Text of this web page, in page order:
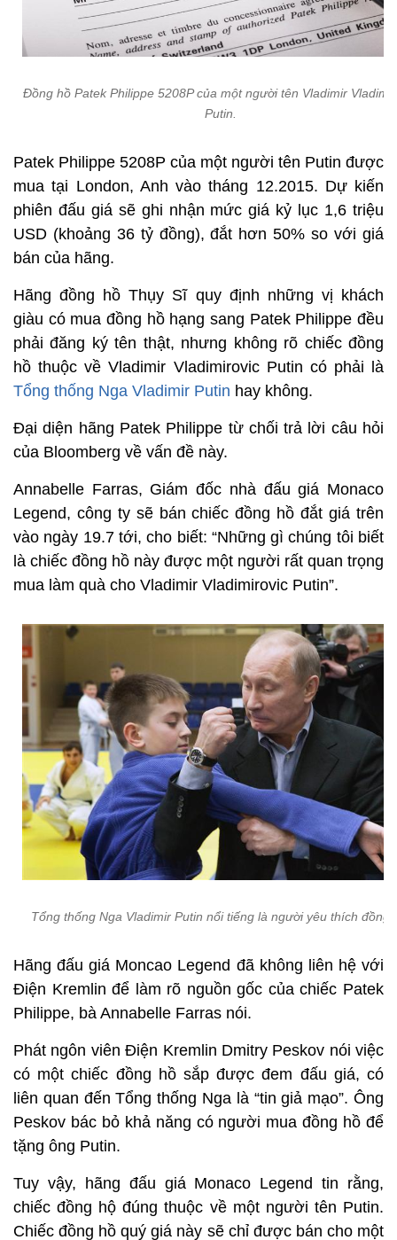
Đồng hồ Patek Philippe 5208P của một người tên Vladimir
Putin.
Patek Philippe 5208P của một người tên Putin được
mua tại London, Anh vào tháng 12.2015. Dự kiến
phiên đấu giá sẽ ghi nhận mức giá kỷ lục 1,6 triệu
USD (khoảng 36 tỷ đồng), đắt hơn 50% so với giá
bán của hãng.
Hãng đồng hồ Thụy Sĩ quy định những vị khách
giàu có mua đồng hồ hạng sang Patek Philippe đều
phải đăng ký tên thật, nhưng không rõ chiếc đồng
hồ thuộc về Vladimir Vladimirovic Putin có phải là
Tổng thống Nga Vladimir Putin hay không.
Đại diện hãng Patek Philippe từ chối trả lời câu hỏi
của Bloomberg về vấn đề này.
Annabelle Farras, Giám đốc nhà đấu giá Monaco
Legend, công ty sẽ bán chiếc đồng hồ đắt giá trên
vào ngày 19.7 tới, cho biết: “Những gì chúng tôi biết
là chiếc đồng hồ này được một người rất quan trọng
mua làm quà cho Vladimir Vladimirovic Putin”.
Tổng thống Nga Vladimir Putin nổi tiếng là người yêu thích đồng
Hãng đấu giá Moncao Legend đã không liên hệ với
Điện Kremlin để làm rõ nguồn gốc của chiếc Patek
Philippe, bà Annabelle Farras nói.
Phát ngôn viên Điện Kremlin Dmitry Peskov nói việc
có một chiếc đồng hồ sắp được đem đấu giá, có
liên quan đến Tổng thống Nga là “tin giả mạo”. Ông
Peskov bác bỏ khả năng có người mua đồng hồ để
tặng ông Putin.
Tuy vậy, hãng đấu giá Monaco Legend tin rằng,
chiếc đồng hộ đúng thuộc về một người tên Putin.
Chiếc đồng hồ quý giá này sẽ chỉ được bán cho một